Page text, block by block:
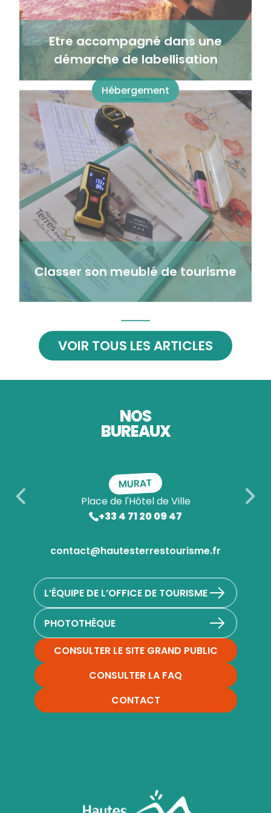
Etre accompagné dans une
démarche de labellisation
Hébergement
Classer son meublé de tourisme
VOIR TOUS LES ARTICLES
NOS
BUREAUX
MURAT
Place de l'Hôtel de Ville
+33 4 71 20 09 47
contact@hautesterrestourisme.fr
L’ÉQUIPE DE L’OFFICE DE TOURISME
PHOTOTHÈQUE
CONSULTER LE SITE GRAND PUBLIC
CONSULTER LA FAQ
CONTACT